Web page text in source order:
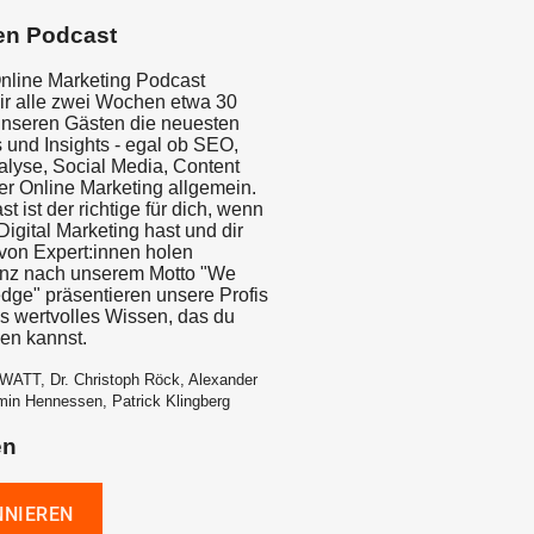
Podcast
Marketing Podcast
alle zwei Wochen etwa 30
Gästen die neuesten
und Insights - egal ob SEO,
Social Media, Content
Online Marketing allgemein.
ist der richtige für dich, wenn
Marketing hast und dir
Expert:innen holen
nach unserem Motto "We
präsentieren unsere Profis
wertvolles Wissen, das du
kannst.
Dr. Christoph Röck, Alexander
Hennessen, Patrick Klingberg